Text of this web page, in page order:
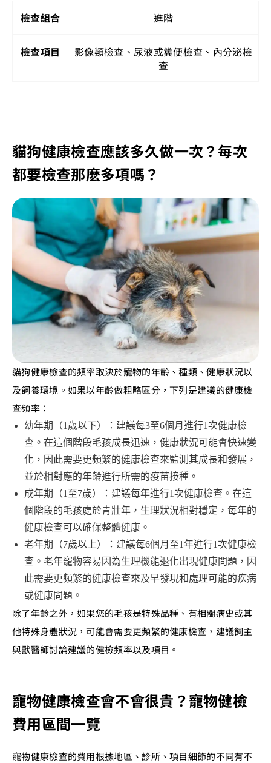
進階
影像類檢查、尿液或糞便檢查、內分泌檢
查
貓狗健康檢查應該多久做一次？每次
都要檢查那麽多項嗎？
貓狗健康檢查的頻率取決於寵物的年齡、種類、健康狀況以
及飼養環境。如果以年齡做粗略區分，下列是建議的健康檢
查頻率：
幼年期（1歲以下）：建議每3至6個月進行1次健康檢
查。在這個階段毛孩成長迅速，健康狀況可能會快速變
化，因此需要更頻繁的健康檢查來監測其成長和發展，
並於相對應的年齡進行所需的疫苗接種。
成年期（1至7歲）：建議每年進行1次健康檢查。在這
個階段的毛孩處於青壯年，生理狀況相對穩定，每年的
健康檢查可以確保整體健康。
老年期（7歲以上）：建議每6個月至1年進行1次健康檢
查。老年寵物容易因為生理機能退化出現健康問題，因
此需要更頻繁的健康檢查來及早發現和處理可能的疾病
或健康問題。
除了年齡之外，如果您的毛孩是特殊品種、有相關病史或其
他特殊身體狀況，可能會需要更頻繁的健康檢查，建議飼主
與獸醫師討論建議的健檢頻率以及項目。
寵物健康檢查會不會很貴？寵物健檢
費用區間一覽
寵物健康檢查的費用根據地區、診所、項目細節的不同有不